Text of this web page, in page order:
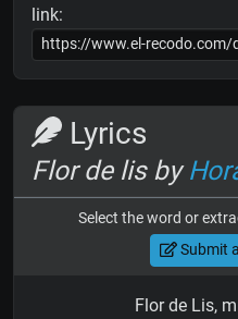
link:
Lyrics
Flor de lis by
Select the word or
Submit
Flor de Lis,